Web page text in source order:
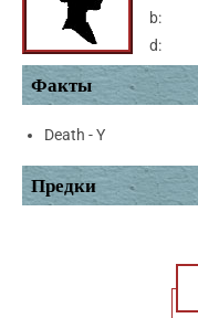
b:
d:
Факты
Death - Y
Предки